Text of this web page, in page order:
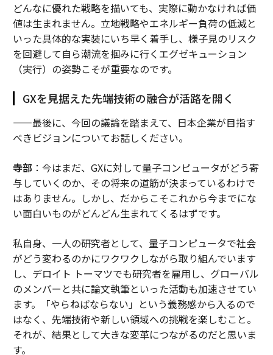
どんなに優れた戦略を描いても、実際に動かなければ価
値は生まれません。立地戦略やエネルギー負荷の低減と
いった具体的な実装にいち早く着手し、様子見のリスク
を回避して自ら潮流を掴みに行くエグゼキューション
（実行）の姿勢こそが重要なのです。
GXを見据えた先端技術の融合が活路を開く
——最後に、今回の議論を踏まえて、日本企業が目指す
べきビジョンについてお話しください。
寺部 ：今はまだ、GXに対して量子コンピュータがどう寄
与していくのか、その将来の道筋が決まっているわけで
はありません。しかし、だからこそこれから今までにな
い面白いものがどんどん生まれてくるはずです。
私自身、一人の研究者として、量子コンピュータで社会
がどう変わるのかにワクワクしながら取り組んでいます
し、デロイト トーマツでも研究者を雇用し、グローバル
のメンバーと共に論文執筆といった活動も加速させてい
ます。「やらねばならない」という義務感から入るので
はなく、先端技術や新しい領域への挑戦を楽しむこと。
それが、結果として大きな変革につながるのだと思いま
す。